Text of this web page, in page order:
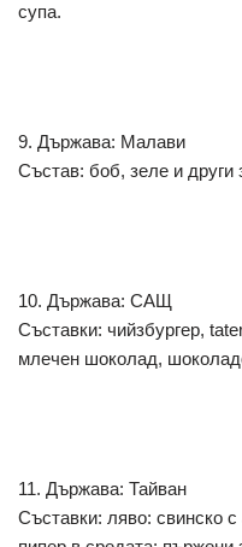
супа.
9. Държава: Малави
Състав: боб, зеле и други
10. Държава: САЩ
Съставки: чийзбургер,
млечен шоколад,
11. Държава: Тайван
Съставки: ляво: свинско